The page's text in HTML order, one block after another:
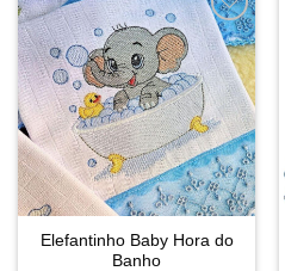
Favoritar
Elefantinho Baby Hora do
Banho